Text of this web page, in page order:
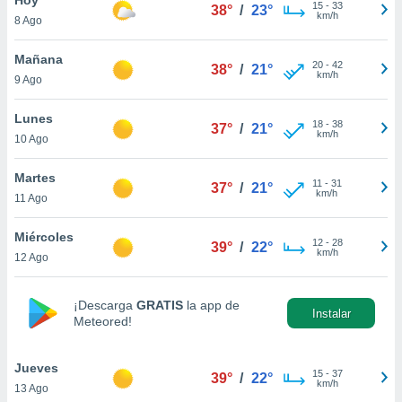
en
más
nuestra
de
aceptar
de
8 Ago
38° / 23° 15- 33
km/h
Mañana
9 Ago
38° / 21° 20- 42
km/h
Lunes
10 Ago
37° / 21° 18- 38
km/h
Martes
11 Ago
37° / 21° 11 - 31
km/h
Miércoles
12 Ago
39° / 22° 12- 28
km/h
¡Descarga GRATIS la app de
Meteored!
Instalar
Jueves
13 Ago
39° / 22° 15- 37
km/h